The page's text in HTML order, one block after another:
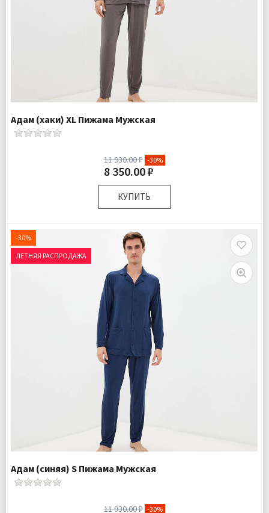
Адам (хаки) XL Пижама Мужская
11 930.00 ₽ -30%
8 350.00 ₽
КУПИТЬ
Ткань:
Трикотаж
Доставка:
Бесплатно
-30%
ЛЕТНЯЯ РАСПРОДАЖА
Адам (синяя) S Пижама Мужская
11 930.00 ₽ -30%